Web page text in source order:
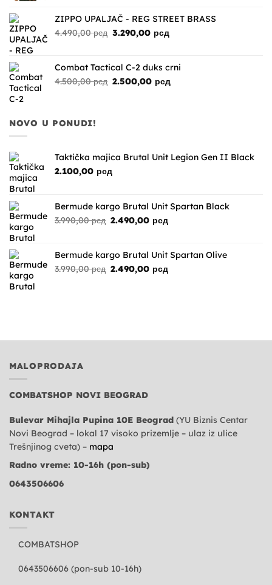
ZIPPO UPALJAČ - REG STREET BRASS
4.490,00рсд Originalna
bila:
3.290,00 рсд
3.290,00 рсд.
Combat Tactical C-2 duks crni
4.500,00рсд Originalna
2.500,00 рсд
NOVO U PONUDI!
Taktička majica Brutal Unit Legion Gen II Black
2.100,00 рсд
Bermude kargo Brutal Unit Spartan Black
3.990,00рсд Originalna
bila:
3.990,00 рсд.
2.490,00 рсдTrenutna
2.490,00 рсд.
Bermude kargo Brutal Unit Spartan Olive
3.990,00рсд Originalna
2.490,00 рсдTrenutna
MALOPRODAJA
COMBATSHOP NOVI BEOGRAD
Bulevar Mihajla Pupina 10E Beograd (YU Biznis Centar
Novi Beograd – lokal 17 visoko prizemlje – ulaz iz ulice
Trešnjinog cveta) – mapa
Radno vreme: 10-16h (pon-sub)
0643506606
KONTAKT
COMBATSHOP
0643506606 (pon-sub 10-16h)